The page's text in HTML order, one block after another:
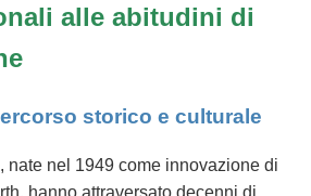
alle abitudini di
storico e culturale
nate nel 1949 come innovazione di